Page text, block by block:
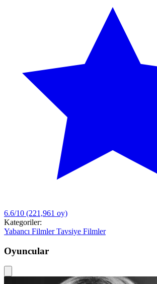
6.6/10 (221,961 oy)
Kategoriler:
Yabancı FilmlerTavsiye Filmler
Oyuncular